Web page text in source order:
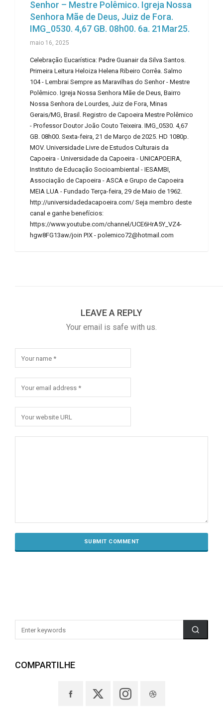
Senhor – Mestre Polêmico. Igreja Nossa
Senhora Mãe de Deus, Juiz de Fora.
IMG_0530. 4,67 GB. 08h00. 6a. 21Mar25.
maio 16, 2025
Celebração Eucarística: Padre Guanair da Silva Santos.
Primeira Leitura Heloiza Helena Ribeiro Corrêa. Salmo
104 - Lembrai Sempre as Maravilhas do Senhor - Mestre
Polêmico. Igreja Nossa Senhora Mãe de Deus, Bairro
Nossa Senhora de Lourdes, Juiz de Fora, Minas
Gerais/MG, Brasil. Registro de Capoeira Mestre Polêmico
- Professor Doutor João Couto Teixeira. IMG_0530. 4,67
GB. 08h00. Sexta-feira, 21 de Março de 2025. HD 1080p.
MOV. Universidade Livre de Estudos Culturais da
Capoeira - Universidade da Capoeira - UNICAPOEIRA,
Instituto de Educação Socioambiental - IESAMBI,
Associação de Capoeira - ASCA e Grupo de Capoeira
MEIA LUA - Fundado Terça-feira, 29 de Maio de 1962.
http://universidadedacapoeira.com/ Seja membro deste
canal e ganhe benefícios:
https://www.youtube.com/channel/UCE6HrA5Y_VZ4-
hgw8FG13aw/join PIX - polemico72@hotmail.com
LEAVE A REPLY
Your email is safe with us.
COMPARTILHE